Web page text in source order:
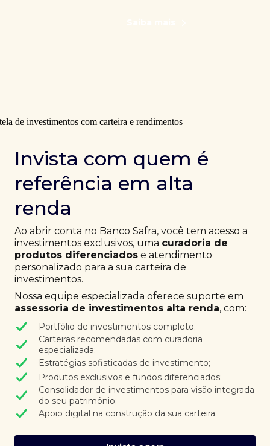
Invista com quem é
referência em alta
renda
Ao abrir conta no Banco Safra, você tem acesso a
investimentos exclusivos, uma curadoria de
produtos diferenciados e atendimento
personalizado para a sua carteira de
investimentos.
Nossa equipe especializada oferece suporte em
assessoria de investimentos alta renda, com:
Portfólio de investimentos completo;
Carteiras recomendadas com curadoria
especializada;
Estratégias sofisticadas de investimento;
Produtos exclusivos e fundos diferenciados;
Consolidador de investimentos para visão integrada
do seu patrimônio;
Apoio digital na construção da sua carteira.